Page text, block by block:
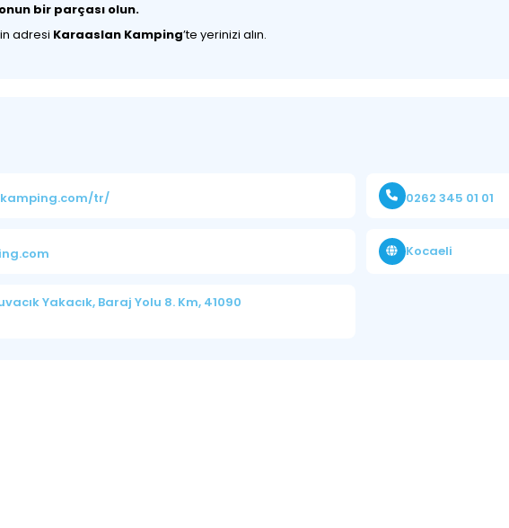
bir parçası olun.
adresi Karaaslan Kamping’te yerinizi alın.
tr/ 0262 345 01 01
Kocaeli
Yakacık, Baraj Yolu 8. Km, 41090